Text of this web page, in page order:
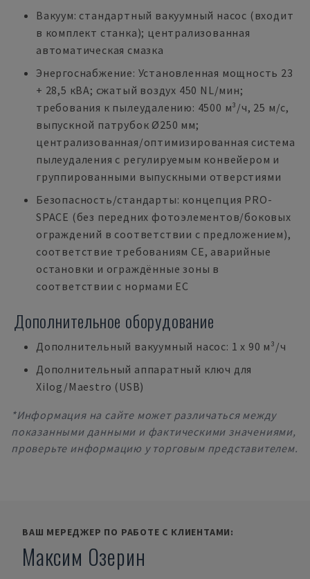
Вакуум: стандартный вакуумный насос (входит
в комплект станка); централизованная
автоматическая смазка
Энергоснабжение: Установленная мощность 23
+ 28,5 кВА; сжатый воздух 450 NL/мин;
требования к пылеудалению: 4500 м³/ч, 25 м/с,
выпускной патрубок Ø250 мм;
централизованная/оптимизированная система
пылеудаления с регулируемым конвейером и
группированными выпускными отверстиями
Безопасность/стандарты: концепция PRO-
SPACE (без передних фотоэлементов/боковых
ограждений в соответствии с предложением),
соответствие требованиям CE, аварийные
остановки и ограждённые зоны в
соответствии с нормами ЕС
Дополнительное оборудование
Дополнительный вакуумный насос: 1 x 90 м³/ч
Дополнительный аппаратный ключ для
Xilog/Maestro (USB)
*Информация на сайте может различаться между
показанными данными и фактическими значениями,
проверьте информацию у торговым представителем.
ВАШ МЕРЕДЖЕР ПО РАБОТЕ С КЛИЕНТАМИ:
Максим Озерин